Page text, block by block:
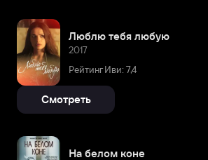
Люблю тебя любую
2017
Рейтинг Иви: 7,4
Смотреть
На белом коне